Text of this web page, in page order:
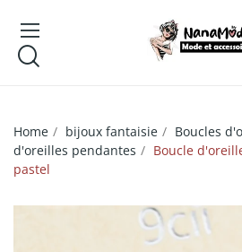
Home bijoux fantaisie Boucles
d'oreilles pendantes
Boucle
pastel